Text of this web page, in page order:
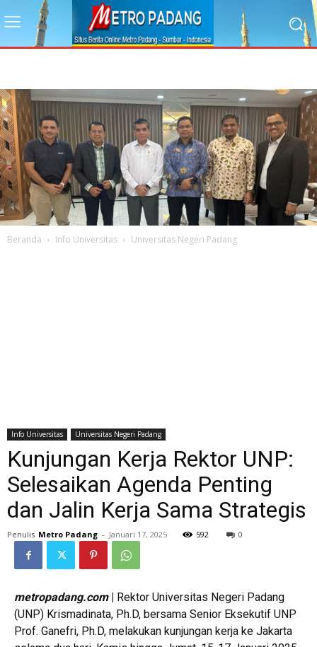
Beranda Info Universitas Universitas Negeri Padang
Info Universitas Universitas Negeri Padang
Kunjungan Kerja Rektor UNP:
Selesaikan Agenda Penting
dan Jalin Kerja Sama Strategis
Penulis Metro Padang - Januari 17, 2025 592 0
metropadang.com|
Rektor Universitas Negeri Padang
(UNP) Krismadinata, Ph.D, bersama Senior Eksekutif UNP
Prof. Ganefri, Ph.D, melakukan kunjungan kerja ke Jakarta